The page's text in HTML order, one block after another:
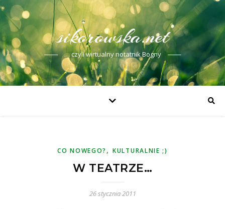
sikorowska.net
… czyli wirtualny notatnik Bogny
CO NOWEGO? ,KULTURALNIE ;)
W TEATRZE…
26 stycznia 2011